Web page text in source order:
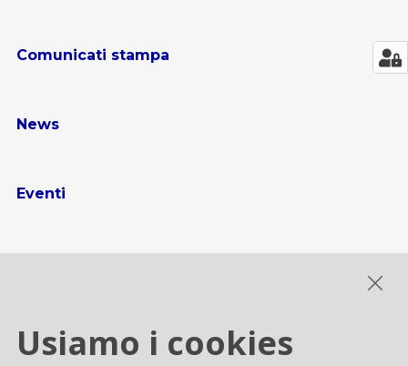
Comunicati stampa
News
Eventi
Usiamo i cookies